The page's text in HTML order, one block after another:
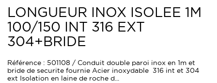
LONGUEUR INOX ISOLEE 1M
100/150 INT 316 EXT
304+BRIDE
Référence : 501108 / Conduit double paroi inox en 1m et
bride de securite fournie Acier inoxydable 316 int et 304
ext Isolation en laine de roche d...